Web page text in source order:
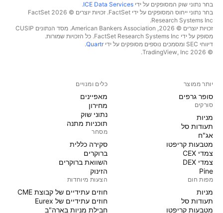
בחר נתוני שוק המסופקים על ידי ICE Data Services
.
בחר נתוני ייחוס המסופקים על ידי FactSet. זכויות יוצרים © 2026 ‏FactSet
Research Systems Inc.‏
זכויות יוצרים © 2026, ‏American Bankers Association. מסד הנתונים CUSIP
מסופק על ידי FactSet Research Systems Inc. כל הזכויות שמורות.
דיווחי SEC ומסמכים נוספים מסופקים על ידי
Quartr
.
© 2026 ‏TradingView, Inc.‏
יותר ממוצר
סופר גרפים
סורקים
מניות‏
תעודות סל
אג"ח
מטבעות קריפטו
צמדי CEX
צמדי DEX
Pine
מפות חום
מניות‏
תעודות סל
מטבעות קריפטו
כלים ומנויים
מאפיינים
מחירון
נתוני שוק
תוכניות מתנה
מסחר
סקירה כללית
ברוקרים
השוואת ברוקרים
הזינוק
הצעות מיוחדות
חוזים עתידיים של קבוצת CME
חוזים עתידיים של Eurex
חבילת מניות בארה"ב